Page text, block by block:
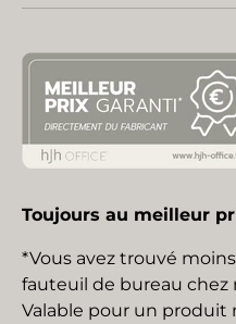
Toujours au meilleur
*Vous avez trouvé
fauteuil de bureau chez
Valable pour un